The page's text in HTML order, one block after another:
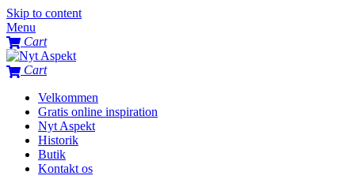
Skip to content
Menu
Cart
Cart
Velkommen
Gratis online inspiration
Nyt Aspekt
Historik
Butik
Kontakt os